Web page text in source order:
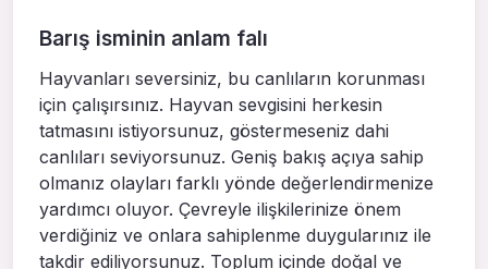
Barış isminin anlam falı
Hayvanları seversiniz, bu canlıların korunması
için çalışırsınız. Hayvan sevgisini herkesin
tatmasını istiyorsunuz, göstermeseniz dahi
canlıları seviyorsunuz. Geniş bakış açıya sahip
olmanız olayları farklı yönde değerlendirmenize
yardımcı oluyor. Çevreyle ilişkilerinize önem
verdiğiniz ve onlara sahiplenme duygularınız ile
takdir ediliyorsunuz. Toplum içinde doğal ve